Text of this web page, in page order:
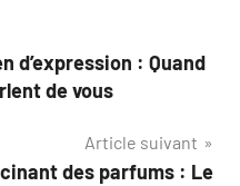
d’expression : Quand
de vous
Article suivant
des parfums : Le